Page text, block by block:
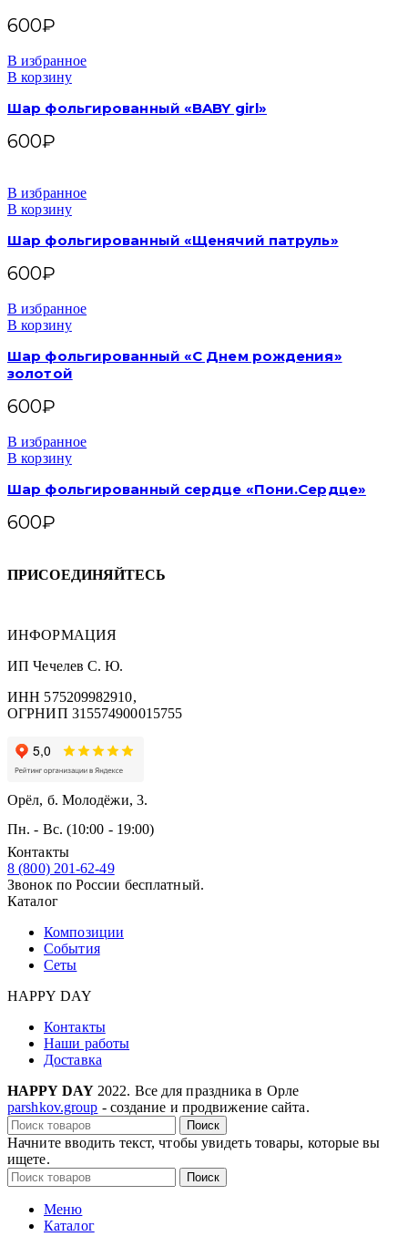
600₽
В избранное
В корзину
Шар фольгированный «BABY girl»
600₽
В избранное
В корзину
Шар фольгированный «Щенячий патруль»
600₽
В избранное
В корзину
Шар фольгированный «С Днем рождения»
золотой
600₽
В избранное
В корзину
Шар фольгированный сердце «Пони.Сердце»
600₽
ПРИСОЕДИНЯЙТЕСЬ
ИНФОРМАЦИЯ
ИП Чечелев С. Ю.
ИНН 575209982910,
ОГРНИП 315574900015755
Орёл, б. Молодёжи, 3.
Пн. - Вс. (10:00 - 19:00)
Контакты
8 (800) 201-62-49
Звонок по России бесплатный.
Каталог
Композиции
События
Сеты
HAPPY DAY
Контакты
Наши работы
Доставка
HAPPY DAY 2022. Все для праздника в Орле
parshkov.group - создание и продвижение сайта.
Поиск
Начните вводить текст, чтобы увидеть товары, которые вы
ищете.
Поиск
Меню
Каталог